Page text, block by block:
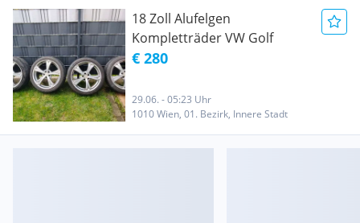
18 Zoll Alufelgen
Kompletträder VW Golf
€ 280
29.06. - 05:23 Uhr
1010 Wien, 01. Bezirk, Innere Stadt